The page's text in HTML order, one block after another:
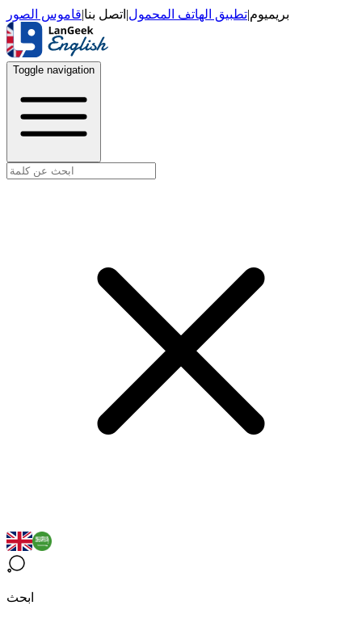
بريميوم|تطبيق الهاتف المحمول| اتصل بنا|قاموس الصور
Toggle navigation
ابحث